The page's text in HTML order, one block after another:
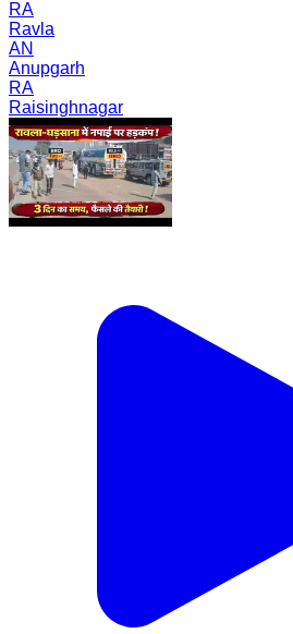
RA
Ravla
AN
Anupgarh
RA
Raisinghnagar